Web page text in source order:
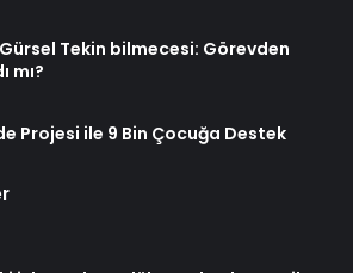
Tekin bilmecesi: Görevden
mı?
Projesi ile 9 Bin Çocuğa Destek